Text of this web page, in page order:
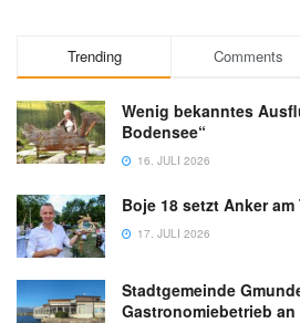
Trending Comments
Wenig bekanntes
Bodensee“
16. JULI 2026
Boje 18 setzt Anker am
17. JULI 2026
Stadtgemeinde
Gastronomiebetrieb